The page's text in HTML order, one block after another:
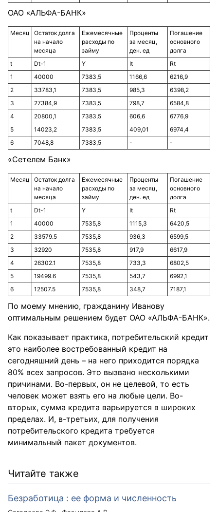
ОАО «АЛЬФА-БАНК»
Месяц
Остаток долга
на начало
месяца
Ежемесячные
расходы по
займу
Проценты
за месяц,
ден. ед
Погашение
основного
долга
t
Dt-1 Y It
Rt
1
40000 7383,5 1166,6
6216,9
2
33783,1 7383,5 985,3
6398,2
3
27384,9 7383,5 798,7
6584,8
4
20800,1 7383,5 606,6
6776,9
5
14023,2 7383,5 409,01
6974,4
6
7048,8 7383,5 - -
«Сетелем Банк»
Месяц
Остаток долга
на начало
месяца
Ежемесячные
расходы по
займу
Проценты
за месяц,
ден. ед
Погашение
основного
долга
t
Dt-1 Y It
Rt
1
40000 7535,8 1115,3
6420,5
2
33579.5 7535,8 936,3
6599,5
3
32920 7535,8 917,9
6617,9
4
26302.1 7535,8 733,3
6802,5
5
19499.6 7535,8 543,7
6992,1
6
12507.5 7535,8 348,7 7187,1
По моему мнению, гражданину Иванову
оптимальным решением будет ОАО «АЛЬФА-БАНК».
Как показывает практика, потребительский кредит
это наиболее востребованный кредит на
сегодняшний день – на него приходится порядка
80% всех запросов. Это вызвано несколькими
причинами. Во-первых, он не целевой, то есть
человек может взять его на любые цели. Во-
вторых, сумма кредита варьируется в широких
пределах. И, в-третьих, для получения
потребительского кредита требуется
минимальный пакет документов.
Читайте также
Безработица : ее форма и численность